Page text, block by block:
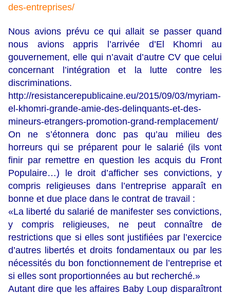
des-entreprises/
Nous avions prévu ce qui allait se passer quand
nous avions appris l’arrivée d’El Khomri au
gouvernement, elle qui n’avait d’autre CV que celui
concernant l’intégration et la lutte contre les
discriminations.
http://resistancerepublicaine.eu/2015/09/03/myriam-
el-khomri-grande-amie-des-delinquants-et-des-
mineurs-etrangers-promotion-grand-remplacement/
On ne s’étonnera donc pas qu’au milieu des
horreurs qui se préparent pour le salarié (ils vont
finir par remettre en question les acquis du Front
Populaire…) le droit d’afficher ses convictions, y
compris religieuses dans l’entreprise apparaît en
bonne et due place dans le contrat de travail :
«La liberté du salarié de manifester ses convictions,
y compris religieuses, ne peut connaître de
restrictions que si elles sont justifiées par l’exercice
d’autres libertés et droits fondamentaux ou par les
nécessités du bon fonctionnement de l’entreprise et
si elles sont proportionnées au but recherché.»
Autant dire que les affaires Baby Loup disparaîtront